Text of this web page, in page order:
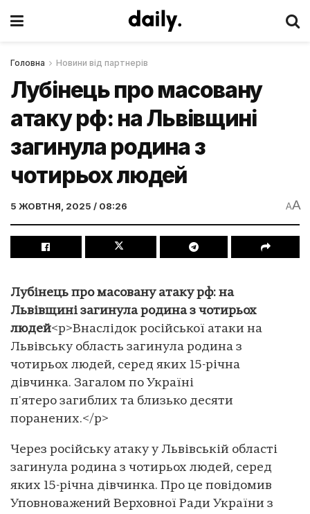
Головна Новини від партнерів
Лубінець про масовану
атаку рф: на Львівщині
загинула родина з
чотирьох людей
5 ЖОВТНЯ, 2025 / 08:26 AA
Лубінець про масовану атаку рф: на
Львівщині загинула родина з чотирьох
людей<p>Внаслідок російської атаки на
Львівську область загинула родина з
чотирьох людей, серед яких 15-річна
дівчинка. Загалом по Україні
п'ятеро загиблих та близько десяти
поранених.</p>
Через російську атаку у Львівській області
загинула родина з чотирьох людей, серед
яких 15-річна дівчинка. Про це повідомив
Уповноважений Верховної Ради України з